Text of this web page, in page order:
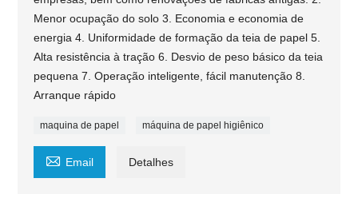
Menor ocupação do solo 3. Economia e economia de
energia 4. Uniformidade de formação da teia de papel 5.
Alta resistência à tração 6. Desvio de peso básico da teia
pequena 7. Operação inteligente, fácil manutenção 8.
Arranque rápido
maquina de papel máquina de papel higiênico
 Email Detalhes